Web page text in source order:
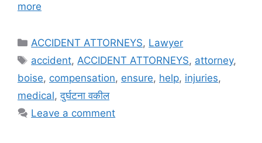
more
Categories
ACCIDENT ATTORNEYS, Lawyer
Tags
accident,ACCIDENT ATTORNEYS, attorney,
boise, compensation, ensure, help, injuries,
medical,दुर्घटना वकील
Leave a comment